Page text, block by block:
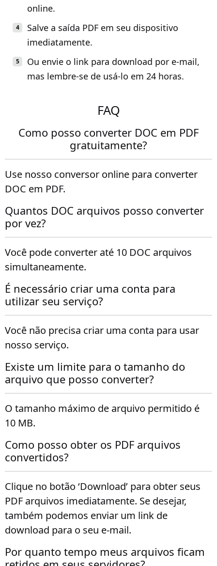
online.
Salve a saída PDF em seu dispositivo
imediatamente.
Ou envie o link para download por e-mail,
mas lembre-se de usá-lo em 24 horas.
FAQ
Como posso converter DOC em PDF
gratuitamente?
Use nosso conversor online para converter
DOC em PDF.
Quantos DOC arquivos posso converter
por vez?
Você pode converter até 10 DOC arquivos
simultaneamente.
É necessário criar uma conta para
utilizar seu serviço?
Você não precisa criar uma conta para usar
nosso serviço.
Existe um limite para o tamanho do
arquivo que posso converter?
O tamanho máximo de arquivo permitido é
10 MB.
Como posso obter os PDF arquivos
convertidos?
Clique no botão ‘Download’ para obter seus
PDF arquivos imediatamente. Se desejar,
também podemos enviar um link de
download para o seu e-mail.
Por quanto tempo meus arquivos ficam